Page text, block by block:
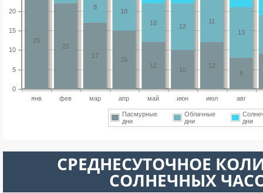
янв фев мар апр май июн июл авг
0
5
10
15
20
8
12
10
12
15
17
22
25
13
11
12
10
10
8
Пасмурные
дни
Облачные
дни
дни
СРЕДНЕСУТОЧНОЕ
СОЛНЕЧНЫХ